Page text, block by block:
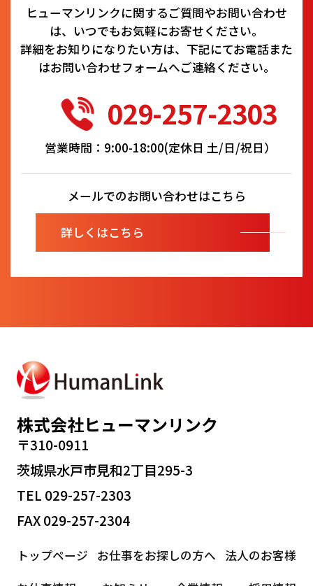
ヒューマンリンクに関するご質問やお問い合わせ
は、いつでもお気軽にお寄せください。
詳細をお知りになりたい方は、下記にてお電話また
はお問い合わせフォームへご連絡ください。
029-257-2303
営業時間：9:00-18:00(定休日 土/日/祝日）
メールでのお問い合わせはこちら
詳しくはこちら
株式会社ヒューマンリンク
〒310-0911
茨城県水戸市見和2丁目295-3
TEL 029-257-2303
FAX 029-257-2304
トップページ お仕事をお探しの方へ
法人のお客様